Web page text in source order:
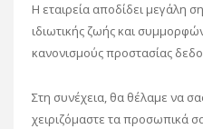
Η εταιρεία αποδίδει μεγάλη
ιδιωτικής ζωής και
κανονισμούς προστασίας
Στη συνέχεια, θα θέλαμε να
χειριζόμαστε τα προσωπικά